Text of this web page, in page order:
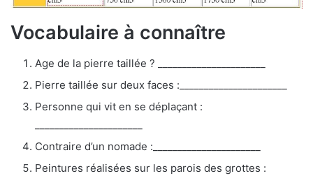
Vocabulaire à connaître
Age de la pierre taillée ? ______________________
Pierre taillée sur deux faces :______________________
Personne qui vit en se déplaçant :
Contraire d’un nomade :______________________
Peintures réalisées sur les parois des grottes :